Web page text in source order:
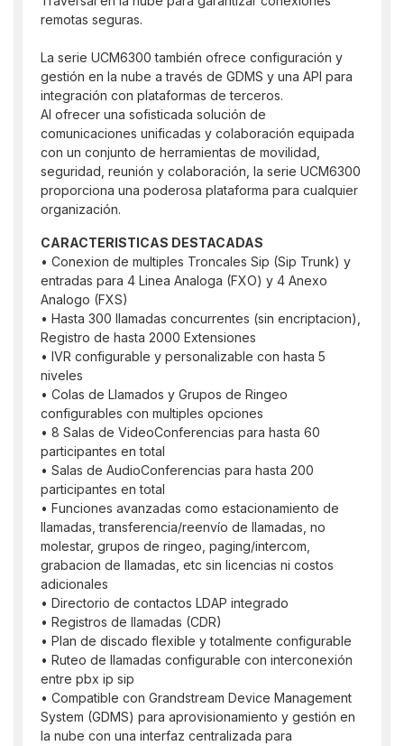
remotas seguras.
La serie UCM6300 también ofrece configuración y
gestión en la nube a través de GDMS y una API para
integración con plataformas de terceros.
Al ofrecer una sofisticada solución de
comunicaciones unificadas y colaboración equipada
con un conjunto de herramientas de movilidad,
seguridad, reunión y colaboración, la serie UCM6300
proporciona una poderosa plataforma para cualquier
organización.
CARACTERISTICAS DESTACADAS
• Conexion de multiples Troncales Sip (Sip Trunk) y
entradas para 4 Linea Analoga (FXO) y 4 Anexo
Analogo (FXS)
• Hasta 300 llamadas concurrentes (sin encriptacion),
Registro de hasta 2000 Extensiones
• IVR configurable y personalizable con hasta 5
niveles
• Colas de Llamados y Grupos de Ringeo
configurables con multiples opciones
• 8 Salas de VideoConferencias para hasta 60
participantes en total
• Salas de AudioConferencias para hasta 200
participantes en total
• Funciones avanzadas como estacionamiento de
llamadas, transferencia/reenvío de llamadas, no
molestar, grupos de ringeo, paging/intercom,
grabacion de llamadas, etc sin licencias ni costos
adicionales
• Directorio de contactos LDAP integrado
• Registros de llamadas (CDR)
• Plan de discado flexible y totalmente configurable
• Ruteo de llamadas configurable con interconexión
entre pbx ip sip
• Compatible con Grandstream Device Management
System (GDMS) para aprovisionamiento y gestión en
la nube con una interfaz centralizada para